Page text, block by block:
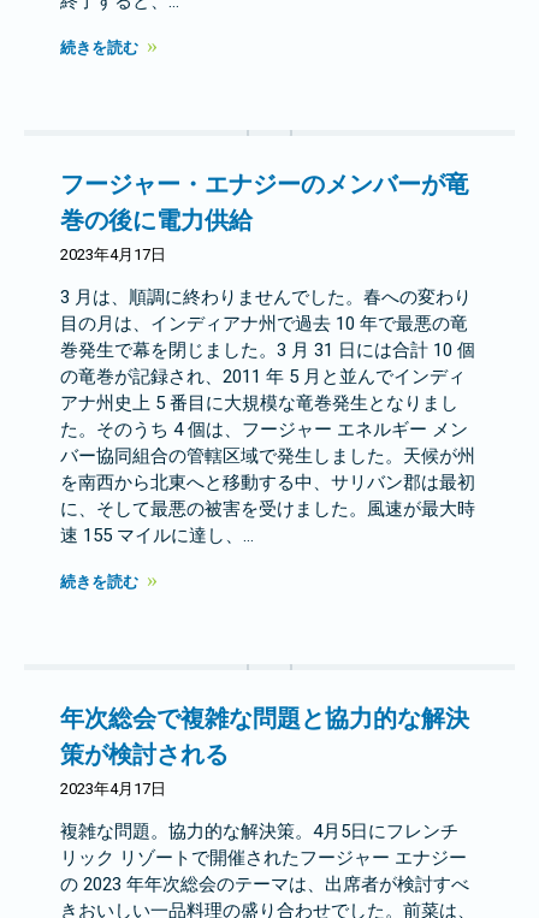
続きを読む
フージャー・エナジーのメンバーが竜
巻の後に電力供給
2023年4月17日
3 月は、順調に終わりませんでした。春への変わり
目の月は、インディアナ州で過去 10 年で最悪の竜
巻発生で幕を閉じました。3 月 31 日には合計 10 個
の竜巻が記録され、2011 年 5 月と並んでインディ
アナ州史上 5 番目に大規模な竜巻発生となりまし
た。そのうち 4 個は、フージャー エネルギー メン
バー協同組合の管轄区域で発生しました。天候が州
を南西から北東へと移動する中、サリバン郡は最初
に、そして最悪の被害を受けました。風速が最大時
速 155 マイルに達し、…
続きを読む
年次総会で複雑な問題と協力的な解決
策が検討される
2023年4月17日
複雑な問題。協力的な解決策。4月5日にフレンチ
リック リゾートで開催されたフージャー エナジー
の 2023 年年次総会のテーマは、出席者が検討すべ
きおいしい一品料理の盛り合わせでした。前菜は、